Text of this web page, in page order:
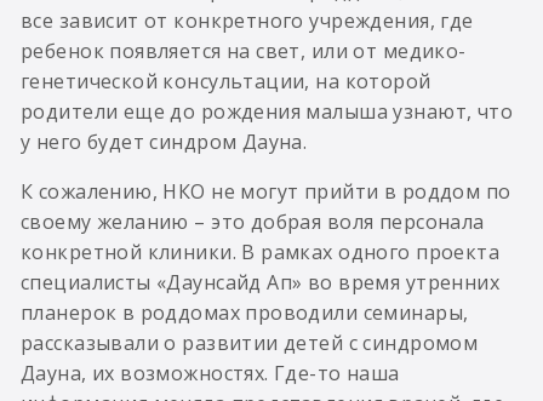
все зависит от конкретного учреждения, где
ребенок появляется на свет, или от медико-
генетической консультации, на которой
родители еще до рождения малыша узнают, что
у него будет синдром Дауна.
К сожалению, НКО не могут прийти в роддом по
своему желанию – это добрая воля персонала
конкретной клиники. В рамках одного проекта
специалисты «Даунсайд Ап» во время утренних
планерок в роддомах проводили семинары,
рассказывали о развитии детей с синдромом
Дауна, их возможностях. Где-то наша